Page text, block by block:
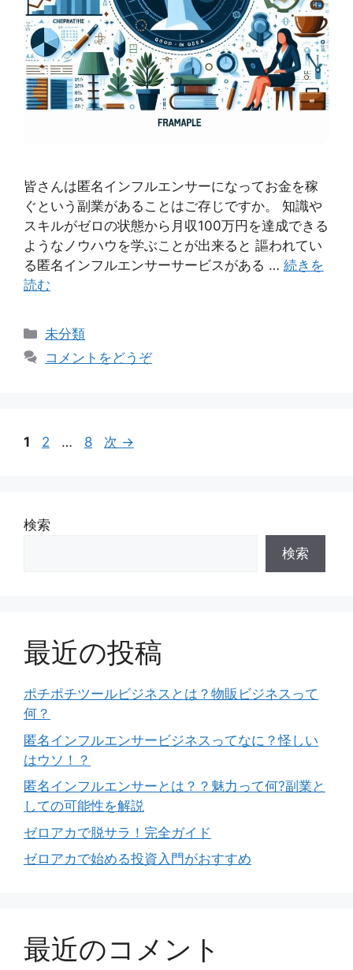
皆さんは匿名インフルエンサーになってお金を稼
ぐという副業があることはご存じですか。 知識や
スキルがゼロの状態から月収100万円を達成できる
ようなノウハウを学ぶことが出来ると 謳われてい
る匿名インフルエンサーサービスがある … 続きを
読む
カ
テ
未分類
コメントをどうぞ
ペ
1
ペ
2 …
ペ
8 次 →
検索
検索
最近の投稿
ポチポチツールビジネスとは？物販ビジネスって
何？
匿名インフルエンサービジネスってなに？怪しい
はウソ！？
匿名インフルエンサーとは？？魅力って何?副業と
しての可能性を解説
ゼロアカで脱サラ！完全ガイド
ゼロアカで始める投資入門がおすすめ
最近のコメント